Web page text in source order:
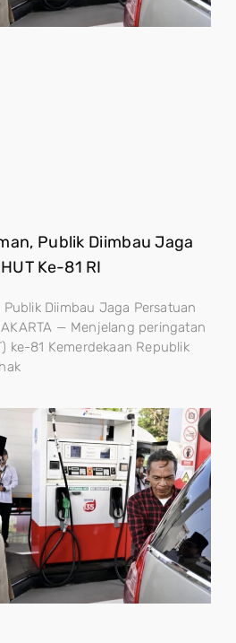
Publik Diimbau Jaga
Ke-81 RI
Diimbau Jaga Persatuan
— Menjelang peringatan
ke-81 Kemerdekaan Republik